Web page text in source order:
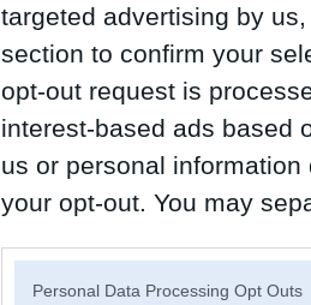
targeted advertising by
section to confirm your
opt-out request is
interest-based ads based
us or personal
your opt-out. You may
Personal Data Processing Opt Outs